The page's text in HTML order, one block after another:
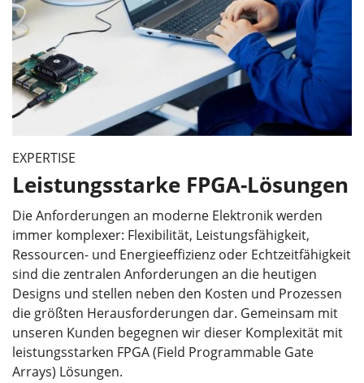
EXPERTISE
Leistungsstarke FPGA-Lösungen
Die Anforderungen an moderne Elektronik werden
immer komplexer: Flexibilität, Leistungsfähigkeit,
Ressourcen- und Energieeffizienz oder Echtzeitfähigkeit
sind die zentralen Anforderungen an die heutigen
Designs und stellen neben den Kosten und Prozessen
die größten Herausforderungen dar. Gemeinsam mit
unseren Kunden begegnen wir dieser Komplexität mit
leistungsstarken FPGA (Field Programmable Gate
Arrays) Lösungen.